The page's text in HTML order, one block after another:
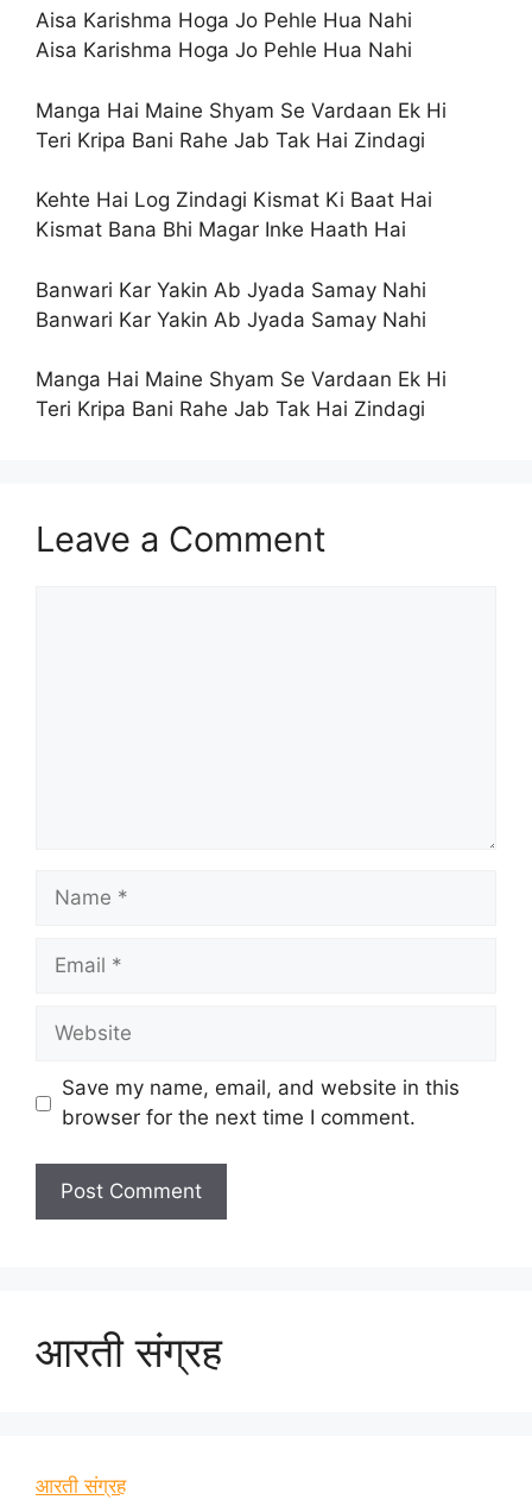
Aisa Karishma Hoga Jo Pehle Hua Nahi
Aisa Karishma Hoga Jo Pehle Hua Nahi
Manga Hai Maine Shyam Se Vardaan Ek Hi
Teri Kripa Bani Rahe Jab Tak Hai Zindagi
Kehte Hai Log Zindagi Kismat Ki Baat Hai
Kismat Bana Bhi Magar Inke Haath Hai
Banwari Kar Yakin Ab Jyada Samay Nahi
Banwari Kar Yakin Ab Jyada Samay Nahi
Manga Hai Maine Shyam Se Vardaan Ek Hi
Teri Kripa Bani Rahe Jab Tak Hai Zindagi
Leave a Comment
Name
Email
Website
Save my name, email, and website in this
browser for the next time I comment.
आरती संग्रह
आरती संग्रह